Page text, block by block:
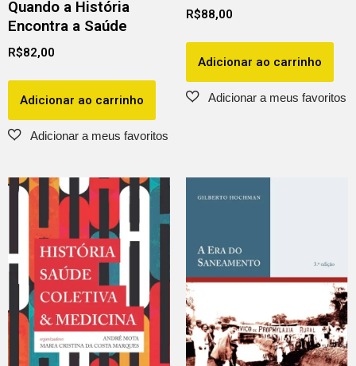
Quando a História
Encontra a Saúde
R$82,00
Adicionar ao carrinho
R$88,00
Adicionar ao carrinho